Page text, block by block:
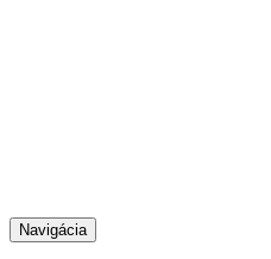
Navigácia